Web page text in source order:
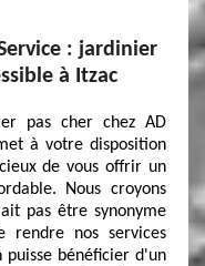
: jardinier
à Itzac
pas cher chez AD
à votre disposition
de vous offrir un
Nous croyons
pas être synonyme
rendre nos services
puisse bénéficier d'un